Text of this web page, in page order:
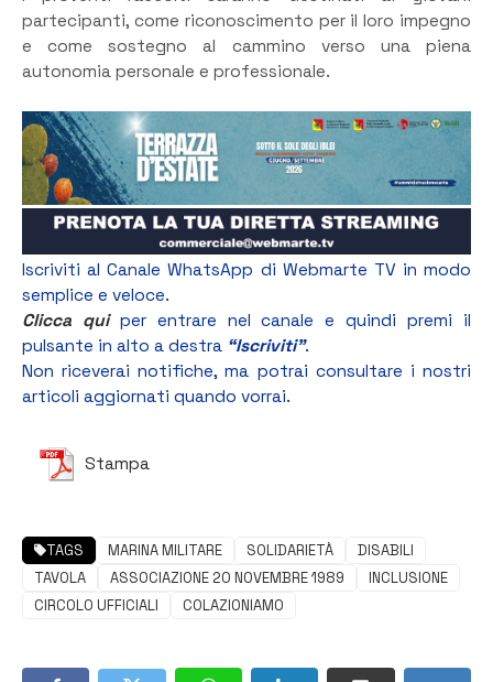
partecipanti, come riconoscimento per il loro impegno
e come sostegno al cammino verso una piena
autonomia personale e professionale.
Iscriviti al Canale WhatsApp di Webmarte TV in modo
semplice e veloce.
Clicca quiper entrare nel canale e quindi premi il
pulsante in alto a destra “Iscriviti”.
Non riceverai notifiche, ma potrai consultare i nostri
articoli aggiornati quando vorrai.
Stampa
TAGS MARINA MILITARE SOLIDARIETÀ
DISABILI
TAVOLA
ASSOCIAZIONE 20 NOVEMBRE 1989
INCLUSIONE
CIRCOLO UFFICIALI
COLAZIONIAMO